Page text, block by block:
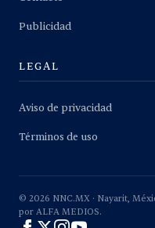
Publicidad
LEGAL
Aviso de privacidad
Términos de uso
© 2026 NNC.MX · Nayarit,
por ALFA MEDIOS.